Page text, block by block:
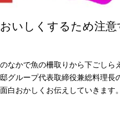
いしくするため注
なかで魚の柵取りから下ごしら
グループ代表取締役兼総料理長
白おかしくお伝えしていきます